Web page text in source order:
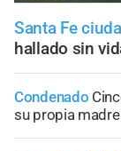
Santa Fe
hallado sin
Condenado
su propia